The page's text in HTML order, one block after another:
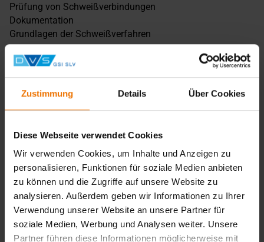
Zustimmung Details Über Cookies
Diese Webseite verwendet Cookies
Wir verwenden Cookies, um Inhalte und Anzeigen zu
personalisieren, Funktionen für soziale Medien anbieten
zu können und die Zugriffe auf unsere Website zu
analysieren. Außerdem geben wir Informationen zu Ihrer
Verwendung unserer Website an unsere Partner für
soziale Medien, Werbung und Analysen weiter. Unsere
Partner führen diese Informationen möglicherweise mit
Prüfung von Schweißverbindungen
Dokumentation
Grundlagen der Schweißverfahren
Die theoretisch und praktisch behandelten
Schweißverfahren sind:
Heizelementstumpfschweißen (HS)
Heizwendelschweißen (HM)
Warmgasfächelschweißen (WF)
Warmgasziehschweißen (WZ)
sowie weiteren Verfahren nach Verfügbarkeit
Lehrgangsabschluss
Teilnahmebescheinigung und Prüfbescheinigung nach
DVS 2212-1 Prüfgruppe I